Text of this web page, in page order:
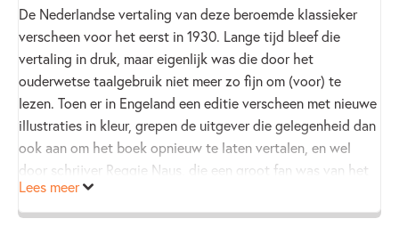
De Nederlandse vertaling van deze beroemde klassieker
verscheen voor het eerst in 1930. Lange tijd bleef die
vertaling in druk, maar eigenlijk was die door het
ouderwetse taalgebruik niet meer zo fijn om (voor) te
lezen. Toen er in Engeland een editie verscheen met nieuwe
illustraties in kleur, grepen de uitgever die gelegenheid dan
ook aan om het boek opnieuw te laten vertalen, en wel
door schrijver Reggie Naus, die een groot fan was van het
boek. De pers was erg enthousiast over zijn vertaling, maar
één ding zat Reggie dwars: een van zijn favoriete
Lees meer